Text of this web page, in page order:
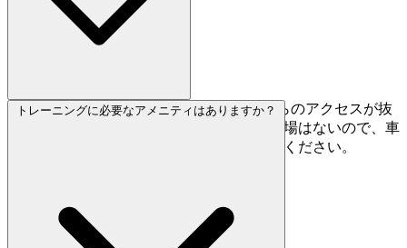
麻布十番駅から徒歩5分です。東京都心からのアクセスが抜
群で、電車を降りたらすぐ到着。専用駐車場はないので、車
の場合は近隣のコインパーキングをご利用ください。
トレーニングに必要なアメニティはありますか？